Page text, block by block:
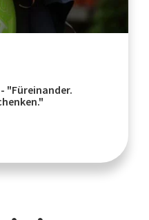
"Füreinander.